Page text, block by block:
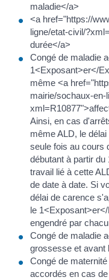
maladie</a>
<a href="https://
ligne/etat-civil/
durée</a>
Congé de maladie
1<Exposant>er</
même <a
mairie/sochaux-en-
Ainsi, en cas
même ALD, le
seule fois au cours
débutant à partir
travail lié à cette
de date à date. Si
délai de carence
le
engendré par
Congé de maladie
grossesse et avant
Congé de
accordés en cas